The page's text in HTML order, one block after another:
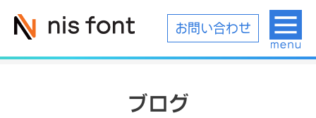
お問い合わせ
ブログ